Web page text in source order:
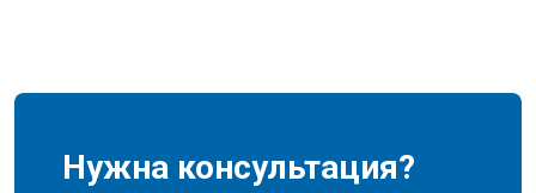
Нужна консультация?